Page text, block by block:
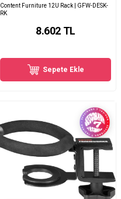
Content Furniture 12U Rack | GFW-DESK-
RK
8.602 TL
Sepete Ekle